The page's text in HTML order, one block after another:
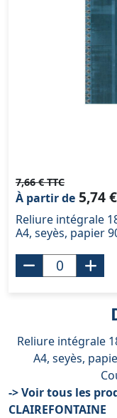
7,66 € TTC
À partir de 5,74
Reliure intégrale
A4, seyès, papier
Reliure intégrale
A4, seyès,
-> Voir tous les
CLAIREFONTAINE